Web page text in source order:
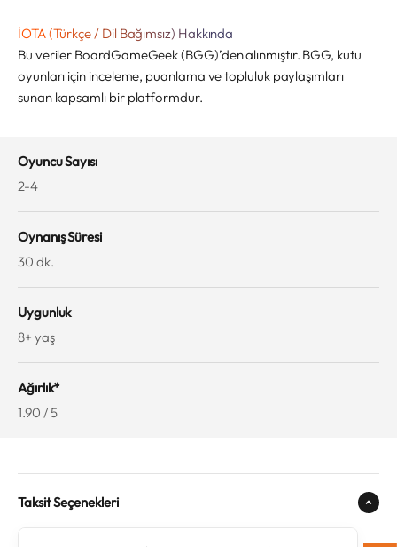
İOTA (Türkçe / Dil Bağımsız) Hakkında
Bu veriler BoardGameGeek (BGG)’den alınmıştır. BGG, kutu
oyunları için inceleme, puanlama ve topluluk paylaşımları
sunan kapsamlı bir platformdur.
Oyuncu Sayısı
2-4
Oynanış Süresi
30 dk.
Uygunluk
8+ yaş
Ağırlık*
1.90 / 5
Taksit Seçenekleri